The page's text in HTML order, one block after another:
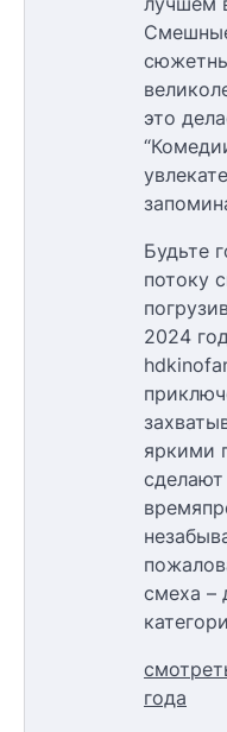
это
Будьте
потоку
2024
яркими
смеха –
года